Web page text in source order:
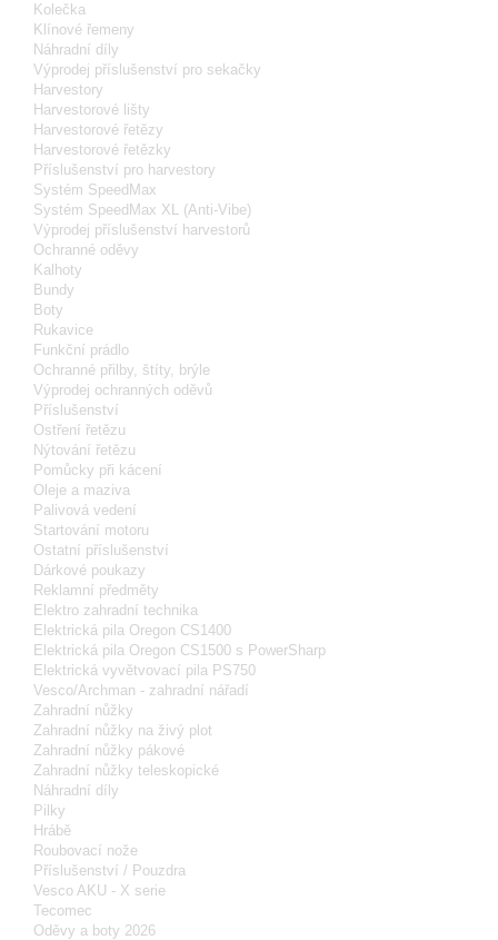
Kolečka
Klínové řemeny
Náhradní díly
Výprodej příslušenství pro sekačky
Harvestory
Harvestorové lišty
Harvestorové řetězy
Harvestorové řetězky
Příslušenství pro harvestory
Systém SpeedMax
Systém SpeedMax XL (Anti-Vibe)
Výprodej příslušenství harvestorů
Ochranné oděvy
Kalhoty
Bundy
Boty
Rukavice
Funkční prádlo
Ochranné přilby, štíty, brýle
Výprodej ochranných oděvů
Příslušenství
Ostření řetězu
Nýtování řetězu
Pomůcky při kácení
Oleje a maziva
Palivová vedení
Startování motoru
Ostatní příslušenství
Dárkové poukazy
Reklamní předměty
Elektro zahradní technika
Elektrická pila Oregon CS1400
Elektrická pila Oregon CS1500 s PowerSharp
Elektrická vyvětvovací pila PS750
Vesco/Archman - zahradní nářadí
Zahradní nůžky
Zahradní nůžky na živý plot
Zahradní nůžky pákové
Zahradní nůžky teleskopické
Náhradní díly
Pilky
Hrábě
Roubovací nože
Příslušenství / Pouzdra
Vesco AKU - X serie
Tecomec
Oděvy a boty 2026